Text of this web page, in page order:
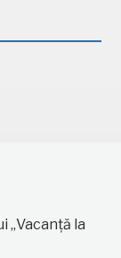
„Vacanță la